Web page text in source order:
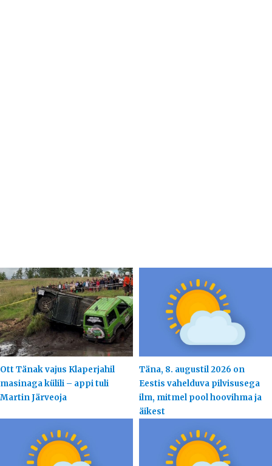
Ott Tänak vajus Klaperjahil
masinaga külili – appi tuli
Martin Järveoja
Täna, 8. augustil 2026 on
Eestis vahelduva pilvisusega
ilm, mitmel pool hoovihma ja
äikest